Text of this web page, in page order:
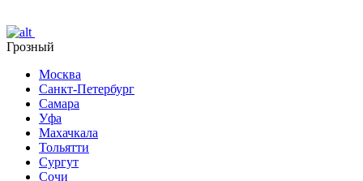
Грозный
Москва
Санкт-Петербург
Самара
Уфа
Махачкала
Тольятти
Сургут
Сочи